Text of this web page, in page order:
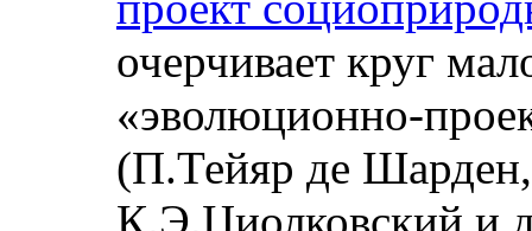
очерчивает круг
«эволюционно-
(П.Тейяр де